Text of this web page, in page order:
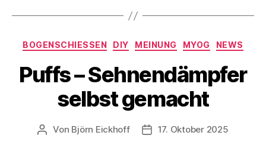
Kategorien
BOGENSCHIESSEN DIY MEINUNG MYOG NEWS
Puffs – Sehnendämpfer
selbst gemacht
Beitragsautor
Von Björn Eickhoff Veröffentlichungsdatum
17. Oktober 2025